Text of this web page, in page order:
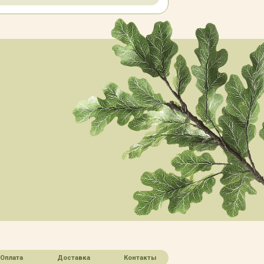
Оплата Доставка Контакты